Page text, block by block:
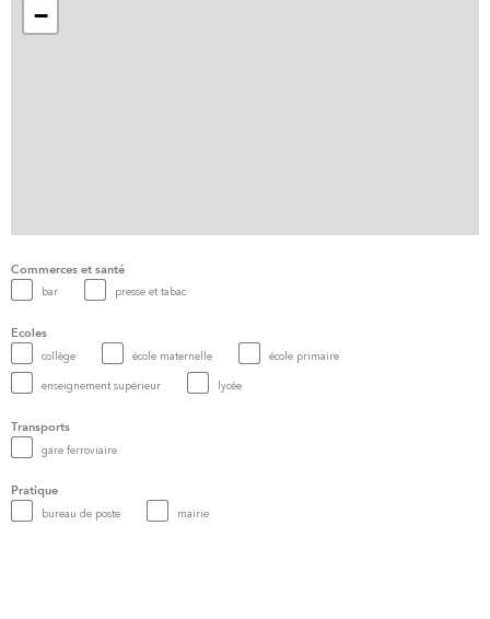
−
Commerces et santé
bar
presse et tabac
Ecoles
collège
école maternelle
école primaire
enseignement supérieur
lycée
Transports
gare ferroviaire
Pratique
bureau de poste
mairie